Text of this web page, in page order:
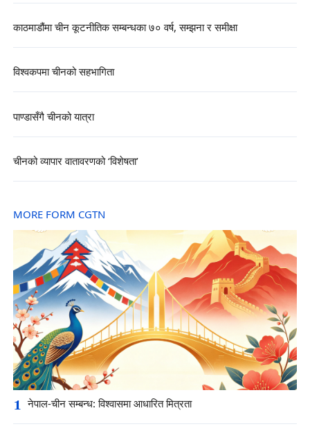
काठमाडौंमा चीन कूटनीतिक सम्बन्धका ७० वर्ष, सम्झना र समीक्षा
विश्वकपमा चीनको सहभागिता
पाण्डासँगै चीनको यात्रा
चीनको व्यापार वातावरणको ‘विशेषता’
MORE FORM CGTN
1 नेपाल-चीन सम्बन्ध: विश्वासमा आधारित मित्रता